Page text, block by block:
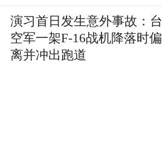
演习首日发生意外事故：台
空军一架F-16战机降落时偏
离并冲出跑道